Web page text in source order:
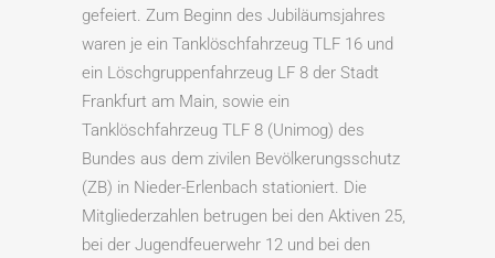
gefeiert. Zum Beginn des Jubiläumsjahres
waren je ein Tanklöschfahrzeug TLF 16 und
ein Löschgruppenfahrzeug LF 8 der Stadt
Frankfurt am Main, sowie ein
Tanklöschfahrzeug TLF 8 (Unimog) des
Bundes aus dem zivilen Bevölkerungsschutz
(ZB) in Nieder-Erlenbach stationiert. Die
Mitgliederzahlen betrugen bei den Aktiven 25,
bei der Jugendfeuerwehr 12 und bei den